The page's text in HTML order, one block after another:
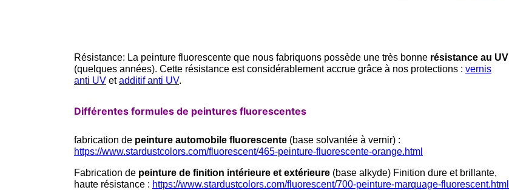
Résistance: La peinture fluorescente que nous fabriquons possède une très bonne résistance au UV
(quelques années). Cette résistance est considérablement accrue grâce à nos protections : vernis
anti UV etadditif anti UV.
Différentes formules de peintures fluorescentes
fabrication de peinture automobile fluorescente (base solvantée à vernir) :
https://www.stardustcolors.com/fluorescent/465-peinture-fluorescente-orange.html
Fabrication de peinture de finition intérieure et extérieure (base alkyde) Finition dure et brillante,
haute résistance : https://www.stardustcolors.com/fluorescent/700-peinture-marquage-fluorescent.html